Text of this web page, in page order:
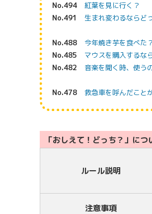
No.494
紅葉を見に行く？
No.491
生まれ変わるならど
No.488 今年焼き芋を食べた？
No.485
マウスを購入するな
No.482
音楽を聞く時、使う
No.478 救急車を呼んだこと
「おしえて！どっち？」につ
ルール説明
注意事項